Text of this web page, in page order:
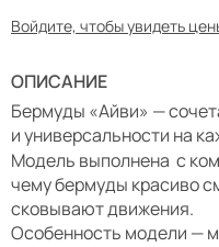
Войдите, чтобы увидеть
ОПИСАНИЕ
Бермуды «Айви» —
и универсальности на
Модель выполнена с
чему бермуды красиво
сковывают движения.
Особенность модели —